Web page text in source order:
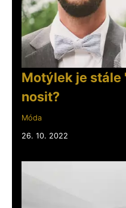
Motýlek je stále
nosit?
Móda
26. 10. 2022